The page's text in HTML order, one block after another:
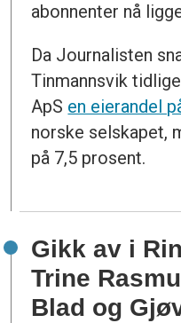
abonnenter nå
Da Journalisten
Tinmannsvik
ApS en eierandel
norske selskapet,
på 7,5 prosent.
Gikk av i
Trine
Blad og